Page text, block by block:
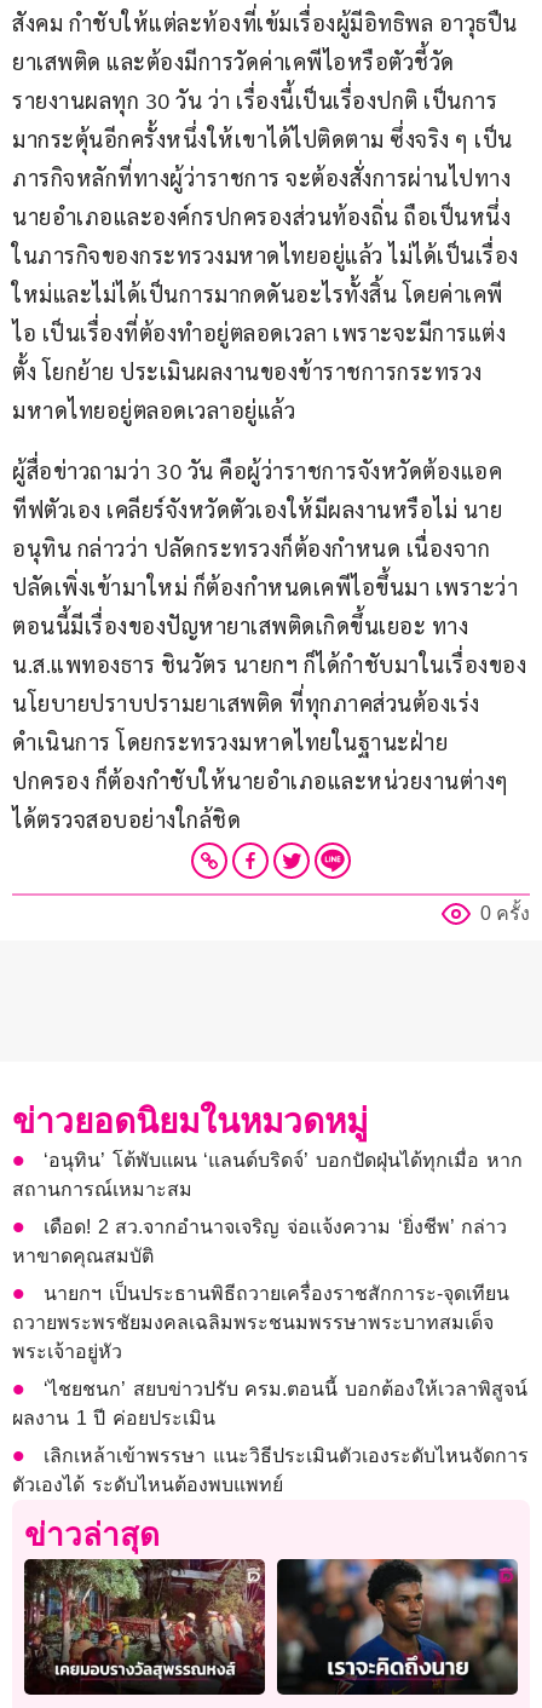
สังคม กำชับให้แต่ละท้องที่เข้มเรื่องผู้มีอิทธิพล อาวุธปืน
ยาเสพติด และต้องมีการวัดค่าเคพีไอหรือตัวชี้วัด
รายงานผลทุก 30 วัน ว่า เรื่องนี้เป็นเรื่องปกติ เป็นการ
มากระตุ้นอีกครั้งหนึ่งให้เขาได้ไปติดตาม ซึ่งจริง ๆ เป็น
ภารกิจหลักที่ทางผู้ว่าราชการ จะต้องสั่งการผ่านไปทาง
นายอำเภอและองค์กรปกครองส่วนท้องถิ่น ถือเป็นหนึ่ง
ในภารกิจของกระทรวงมหาดไทยอยู่แล้ว ไม่ได้เป็นเรื่อง
ใหม่และไม่ได้เป็นการมากดดันอะไรทั้งสิ้น โดยค่าเคพี
ไอ เป็นเรื่องที่ต้องทำอยู่ตลอดเวลา เพราะจะมีการแต่ง
ตั้ง โยกย้าย ประเมินผลงานของข้าราชการกระทรวง
มหาดไทยอยู่ตลอดเวลาอยู่แล้ว
ผู้สื่อข่าวถามว่า 30 วัน คือผู้ว่าราชการจังหวัดต้องแอค
ทีฟตัวเอง เคลียร์จังหวัดตัวเองให้มีผลงานหรือไม่ นาย
อนุทิน กล่าวว่า ปลัดกระทรวงก็ต้องกำหนด เนื่องจาก
ปลัดเพิ่งเข้ามาใหม่ ก็ต้องกำหนดเคพีไอขึ้นมา เพราะว่า
ตอนนี้มีเรื่องของปัญหายาเสพติดเกิดขึ้นเยอะ ทาง
น.ส.แพทองธาร ชินวัตร นายกฯ ก็ได้กำชับมาในเรื่องของ
นโยบายปราบปรามยาเสพติด ที่ทุกภาคส่วนต้องเร่ง
ดำเนินการ โดยกระทรวงมหาดไทยในฐานะฝ่าย
ปกครอง ก็ต้องกำชับให้นายอำเภอและหน่วยงานต่างๆ
ได้ตรวจสอบอย่างใกล้ชิด
0 ครั้ง
ข่าวยอดนิยมในหมวดหมู่
‘อนุทิน’ โต้พับแผน ‘แลนด์บริดจ์’ บอกปัดฝุ่นได้ทุกเมื่อ หาก
สถานการณ์เหมาะสม
เดือด! 2 สว.จากอำนาจเจริญ จ่อแจ้งความ ‘ยิ่งชีพ’ กล่าว
หาขาดคุณสมบัติ
นายกฯ เป็นประธานพิธีถวายเครื่องราชสักการะ-จุดเทียน
ถวายพระพรชัยมงคลเฉลิมพระชนมพรรษาพระบาทสมเด็จ
พระเจ้าอยู่หัว
‘ไชยชนก’ สยบข่าวปรับ ครม.ตอนนี้ บอกต้องให้เวลาพิสูจน์
ผลงาน 1 ปี ค่อยประเมิน
เลิกเหล้าเข้าพรรษา แนะวิธีประเมินตัวเองระดับไหนจัดการ
ตัวเองได้ ระดับไหนต้องพบแพทย์
ข่าวล่าสุด